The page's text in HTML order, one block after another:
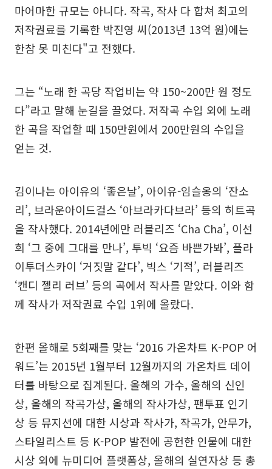
마어마한 규모는 아니다. 작곡, 작사 다 합쳐 최고의
저작권료를 기록한 박진영 씨(2013년 13억 원)에는
한참 못 미친다"고 전했다.
그는 “노래 한 곡당 작업비는 약 150~200만 원 정도
다”라고 말해 눈길을 끌었다. 저작곡 수입 외에 노래
한 곡을 작업할 때 150만원에서 200만원의 수입을
얻는 것.
김이나는 아이유의 ‘좋은날’, 아이유-임슬옹의 ‘잔소
리’, 브라운아이드걸스 ‘아브라카다브라’ 등의 히트곡
을 작사했다. 2014년에만 러블리즈 ‘Cha Cha’, 이선
희 ‘그 중에 그대를 만나’, 투빅 ‘요즘 바쁜가봐’, 플라
이투더스카이 ‘거짓말 같다’, 빅스 ‘기적’, 러블리즈
‘캔디 젤리 러브’ 등의 곡에서 작사를 맡았다. 이와 함
께 작사가 저작권료 수입 1위에 올랐다.
한편 올해로 5회째를 맞는 ‘2016 가온차트 K-POP 어
워드’는 2015년 1월부터 12월까지의 가온차트 데이
터를 바탕으로 집계된다. 올해의 가수, 올해의 신인
상, 올해의 작곡가상, 올해의 작사가상, 팬투표 인기
상 등 뮤지션에 대한 시상과 작사가, 작곡가, 안무가,
스타일리스트 등 K-POP 발전에 공헌한 인물에 대한
시상 외에 뉴미디어 플랫폼상, 올해의 실연자상 등 총